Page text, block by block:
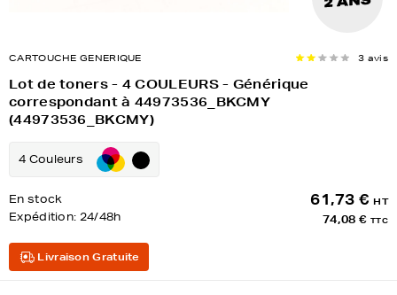
CARTOUCHE GENERIQUE 3 avis
Lot de toners - 4 COULEURS - Générique
correspondant à 44973536_BKCMY
(44973536_BKCMY)
4 Couleurs
En stock
Expédition: 24/48h
61,73 € HT
74,08 € TTC
Livraison Gratuite